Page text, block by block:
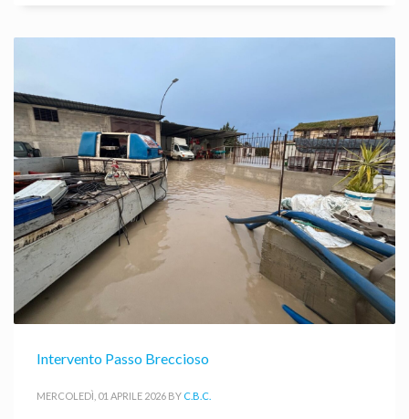
Intervento Passo Breccioso
MERCOLEDÌ, 01 APRILE 2026 BY C.B.C.